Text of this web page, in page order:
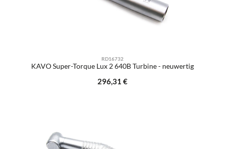
RD16732
KAVO Super-Torque Lux 2 640B Turbine - neuwertig
Regulärer Preis:
296,31 €